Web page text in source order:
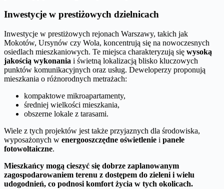
Inwestycje w prestiżowych dzielnicach
Inwestycje w prestiżowych rejonach Warszawy, takich jak
Mokotów, Ursynów czy Wola, koncentrują się na nowoczesnych
osiedlach mieszkaniowych. Te miejsca charakteryzują się wysoką
jakością wykonania i świetną lokalizacją blisko kluczowych
punktów komunikacyjnych oraz usług. Deweloperzy proponują
mieszkania o różnorodnych metrażach:
kompaktowe mikroapartamenty,
średniej wielkości mieszkania,
obszerne lokale z tarasami.
Wiele z tych projektów jest także przyjaznych dla środowiska,
wyposażonych w energooszczędne oświetlenie i panele
fotowoltaiczne.
Mieszkańcy mogą cieszyć się dobrze zaplanowanym
zagospodarowaniem terenu z dostępem do zieleni i wielu
udogodnień, co podnosi komfort życia w tych okolicach.